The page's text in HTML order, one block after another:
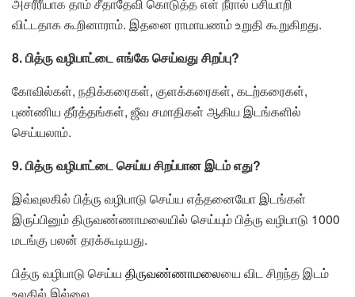
அசரீரீயாக தாம் சீதாதேவி கொடுத்த எள் நீரால் பசியாறி
விட்டதாக கூறினாராம். இதனை ராமாயணம் உறுதி கூறுகிறது.
8. பித்ரு வழிபாட்டை எங்கே செய்வது சிறப்பு?
கோவில்கள், நதிக்கரைகள், குளக்கரைகள், கடற்கரைகள்,
புண்ணிய தீர்த்தங்கள், ஜீவ சமாதிகள் ஆகிய இடங்களில்
செய்யலாம்.
9. பித்ரு வழிபாட்டை செய்ய சிறப்பான இடம் எது?
இவ்வுலகில் பித்ரு வழிபாடு செய்ய எத்தனையோ இடங்கள்
இருப்பினும் திருவண்ணாமலையில் செய்யும் பித்ரு வழிபாடு 1000
மடங்கு பலன் தரக்கூடியது.
பித்ரு வழிபாடு செய்ய திருவண்ணாமலையை விட சிறந்த இடம்